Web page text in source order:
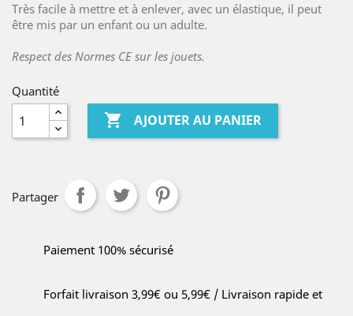
Très facile à mettre et à enlever, avec un élastique, il peut
être mis par un enfant ou un adulte.
Respect des Normes CE sur les jouets.
Quantité
 AJOUTER AU PANIER
Partager
Paiement 100% sécurisé
Forfait livraison 3,99€ ou 5,99€ / Livraison rapide et